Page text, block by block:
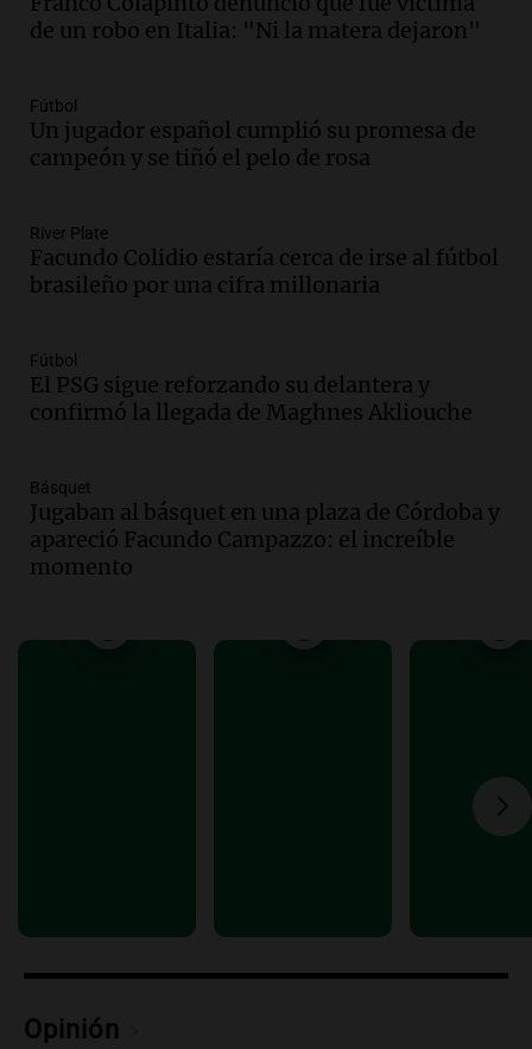
Amamos Argentina
Episodios
traerá más lluvias y eventos extremos
durante la primavera
Informados al regreso
restablecer el servicio de electricidad
tras fuertes vientos
Panorama Federal
Audio.
los empresarios del país cree que la
economía mejorará el próximo año
Audio. Carolina Losada: "Faltó que el
oficialismo la explique mejor" sobre la
ley de propiedad privada
Informados al regreso
Audio.Debate en el Senado y protesta
Manifestación en Rosario contra
la ley de Propiedad Privada debatida en
Luis Juez cuestionó la polémica
relato mentiroso"
Episodios
de un robo en Italia: "Ni la matera dejaron"
Fútbol
Un jugador español cumplió su promesa de
campeón y se tiñó el pelo de rosa
River Plate
Facundo Colidio estaría cerca de irse al fútbol
brasileño por una cifra millonaria
Fútbol
El PSG sigue reforzando su delantera y
confirmó la llegada de Maghnes Akliouche
Básquet
Jugaban al básquet en una plaza de Córdoba y
apareció Facundo Campazzo: el increíble
momento
Opinión